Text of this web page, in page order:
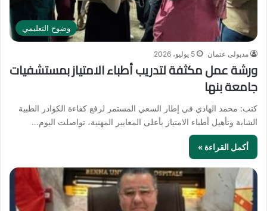
وضوح التعليمي
مدبولى عتمان 5 يوليو، 2026
ورشة عمل مكثفة لتدريب أطباء الامتياز بمستشفيات
جامعة بنها
كتب: محمد الهادي في إطار السعي المستمر لرفع كفاءة الكوادر الطبية
الشابة وتأهيل أطباء الامتياز بأعلى المعايير المهنية، تواصلت اليوم…
أكمل القراءة »